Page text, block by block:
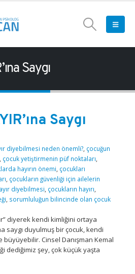
Saygı
Saygı
diyebilmesi neden önemli?, çocuğun
çocuk yetiştirmenin püf noktaları
hayırın önemi çocukları
çocukların güvenliği için ailelerin
diyebilmesi çocukların hayırı
sorumluluğun bilincinde olan çocuk
diyerek kendi kimliğini ortaya
saygı duyulmuş bir çocuk, kendi
büyüyebilir. Cinsel Danışman Kemal
dediğimiz şey, çok küçük yaşta